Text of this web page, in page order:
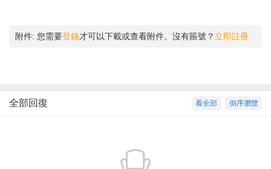
附件: 您需要登錄才可以下載或查看附件。沒有賬號？ 立即註冊
倒序瀏覽
看全部
全部回復